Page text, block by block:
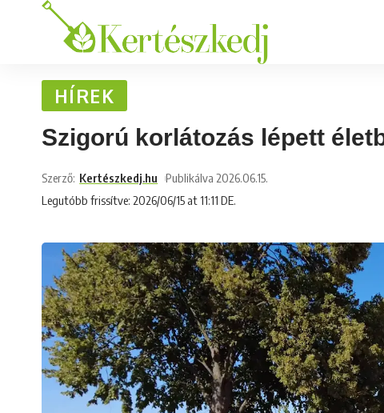
HÍREK
Szigorú korlátozás lépett
Legutóbb frissítve: 2026/06/15 at 11:11 DE.
Szerző: Kertészkedj.hu Publikálva 2026.06.15.